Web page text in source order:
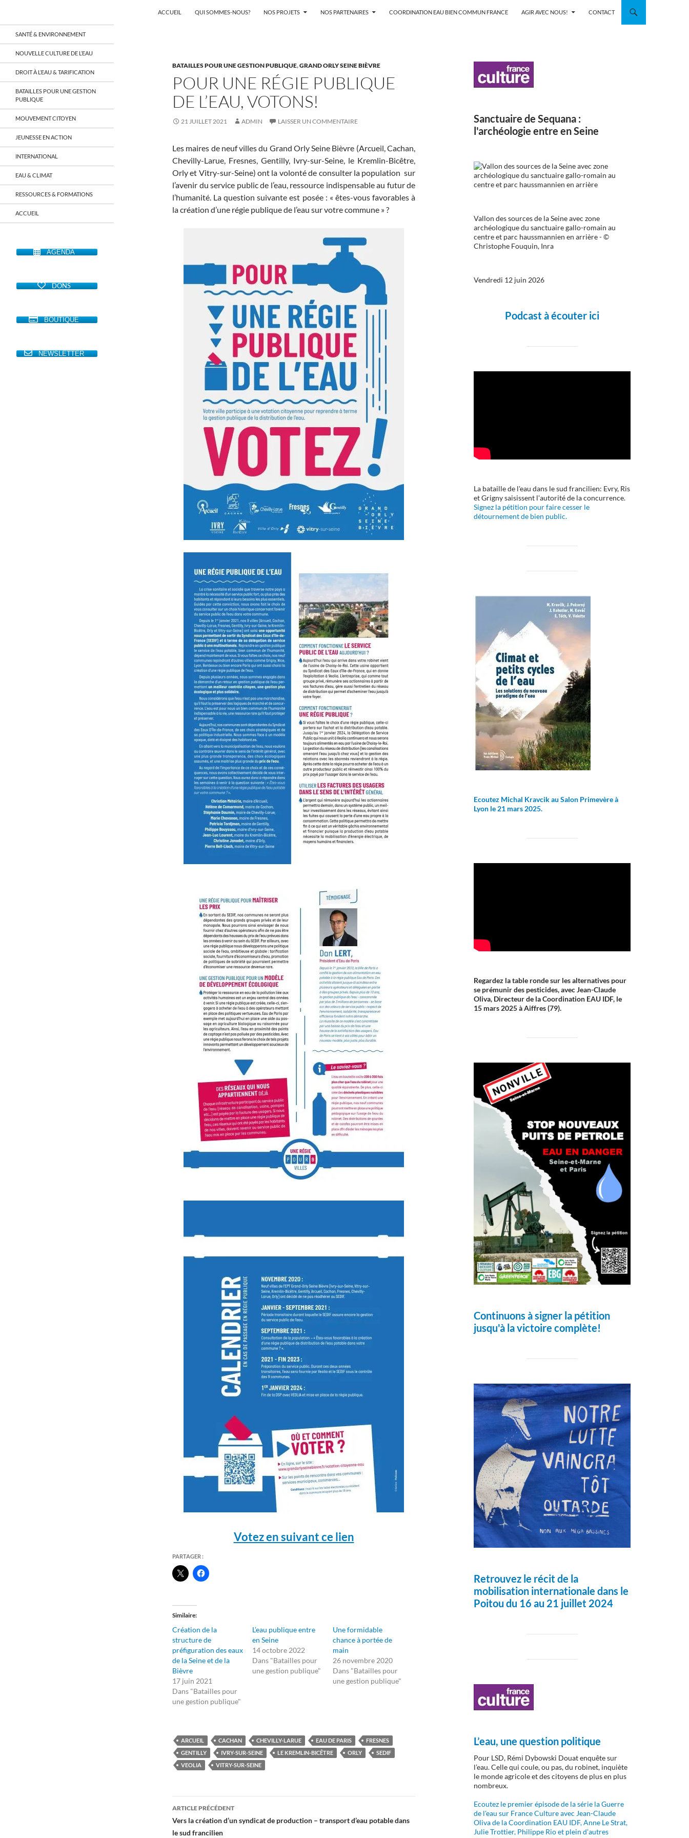
Aller
au
contenu
ACCUEIL QUI SOMMES-NOUS? NOS PROJETS NOS PARTENAIRES COORDINATION EAU BIEN COMMUN FRANCE AGIR AVEC NOUS! CONTACT
BATAILLES POUR UNE GESTION PUBLIQUE,GRAND ORLY SEINE BIÈVRE
POUR UNE RÉGIE PUBLIQUE
DE L’EAU, VOTONS!
21 JUILLET 2021 ADMIN LAISSER UN COMMENTAIRE
Les maires de neuf villes du Grand Orly Seine Bièvre (Arcueil, Cachan,
Chevilly-Larue, Fresnes, Gentilly, Ivry-sur-Seine, le Kremlin-Bicêtre,
Orly et Vitry-sur-Seine) ont la volonté de consulter la population sur
l’avenir du service public de l’eau, ressource indispensable au futur de
l’humanité. La question suivante est posée : « êtes-vous favorables à
la création d’une régie publique de l’eau sur votre commune » ?
Votez en suivant ce lien
PARTAGER :
Similaire
Création de la
structure de
préfiguration des eaux
de la Seine et de la
Bièvre
17 juin 2021
Dans "Batailles pour
une gestion publique"
L’eau publique entre
en Seine
14 octobre 2022
Dans "Batailles pour
une gestion publique"
Une formidable
chance à portée de
main
26 novembre 2020
Dans "Batailles pour
une gestion publique"
ARCUEIL CACHAN CHEVILLY-LARUE EAU DE PARIS
FRESNES
GENTILLY
IVRY-SUR-SEINE LE KREMLIN-BICÊTRE ORLY
SEDIF
VEOLIA
VITRY-SUR-SEINE
Navigation
des
ARTICLE PRÉCÉDENT
Vers la création d’un syndicat de production – transport d’eau potable dans
le sud francilien
Sanctuaire de Sequana :
l'archéologie entre en Seine
Vallon des sources de la Seine avec zone
archéologique du sanctuaire gallo-romain au
centre et parc haussmannien en arrière - ©
Christophe Fouquin, Inra
Vendredi 12 juin 2026
Podcast à écouter ici
La bataille de l'eau dans le sud francilien: Evry, Ris
et Grigny saisissent l'autorité de la concurrence.
Signez la pétition pour faire cesser le
détournement de bien public.
Ecoutez Michal Kravcik au Salon Primevère à
Lyon le 21 mars 2025.
Regardez la table ronde sur les alternatives pour
se prémunir des pesticides, avec Jean-Claude
Oliva, Directeur de la Coordination EAU IDF, le
15 mars 2025 à Aiffres (79).
Continuons à signer la pétition
jusqu'à la victoire complète!
Retrouvez le récit de la
mobilisation internationale dans le
Poitou du 16 au 21 juillet 2024
L’eau, une question politique
Pour LSD, Rémi Dybowski Douat enquête sur
l’eau. Celle qui coule, ou pas, du robinet, inquiète
le monde agricole et des citoyens de plus en plus
nombreux.
Ecoutez le premier épisode de la série la Guerre
de l'eau sur France Culture avec Jean-Claude
Oliva de la Coordination EAU IDF, Anne Le Strat,
Julie Trottier, Philippe Rio et plein d'autres
un réseau qui réunit citoyens et
associations autour de la ressource
territoire français, sur tous les
économique, juridique, de la santé,
culturel…
SANTÉ & ENVIRONNEMENT
NOUVELLE CULTURE DE L’EAU
DROIT À L’EAU & TARIFICATION
BATAILLES POUR UNE GESTION
PUBLIQUE
MOUVEMENT CITOYEN
JEUNESSE EN ACTION
INTERNATIONAL
EAU & CLIMAT
RESSOURCES & FORMATIONS
ACCUEIL
AGENDA
DONS
BOUTIQUE
NEWSLETTER